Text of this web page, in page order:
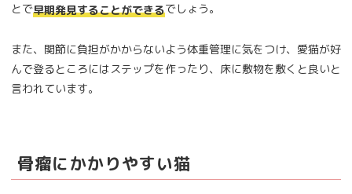
とで早期発見することができるでしょう。
また、関節に負担がかからないよう体重管理に気をつけ、愛猫が好
んで登るところにはステップを作ったり、床に敷物を敷くと良いと
言われています。
骨瘤にかかりやすい猫